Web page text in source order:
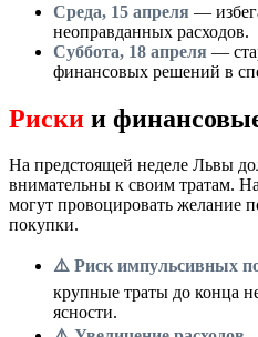
Среда, 15 апреля —
неоправданных расходов.
Суббота, 18 апреля —
финансовых решений в
Риски и
На предстоящей неделе Львы
внимательны к своим тратам.
могут провоцировать желание
покупки.
⚠️ Риск импульсивных
крупные траты до конца
ясности.